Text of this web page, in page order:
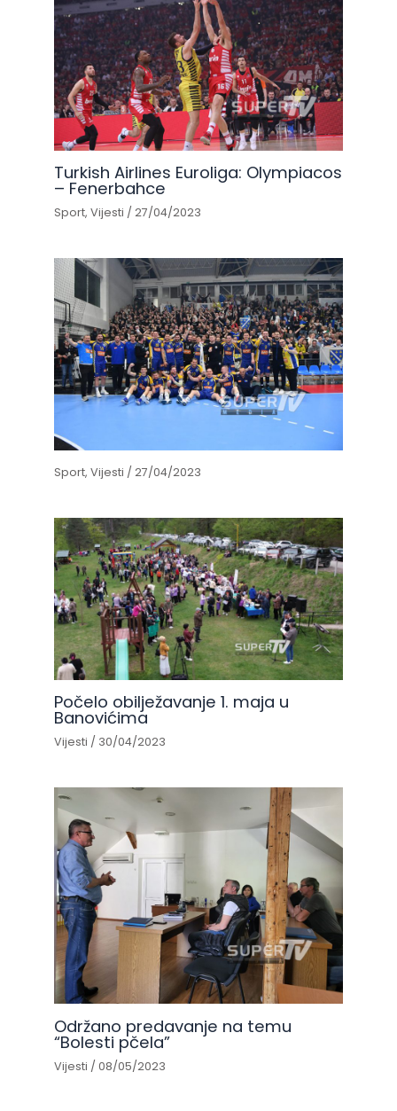
Turkish Airlines Euroliga: Olympiacos
– Fenerbahce
Sport,Vijesti /27/04/2023
Sport,Vijesti /27/04/2023
Počelo obilježavanje 1. maja u
Banovićima
Vijesti / 30/04/2023
Održano predavanje na temu
“Bolesti pčela”
Vijesti /08/05/2023